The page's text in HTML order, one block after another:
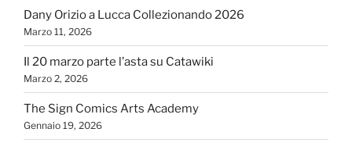
Dany Orizio a Lucca Collezionando 2026
Marzo 11, 2026
Il 20 marzo parte l’asta su Catawiki
Marzo 2, 2026
The Sign Comics Arts Academy
Gennaio 19, 2026